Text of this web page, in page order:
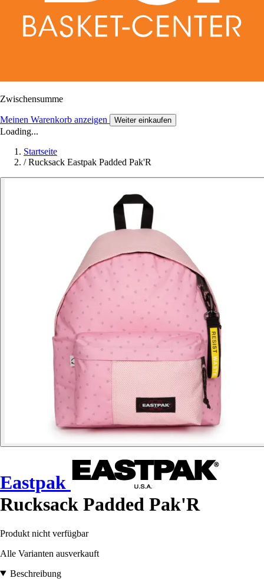
Zwischensumme
Meinen Warenkorb anzeigen Weiter einkaufen
Loading...
Startseite
/ Rucksack Eastpak Padded Pak'R
Eastpak
Rucksack Padded Pak'R
Produkt nicht verfügbar
Alle Varianten ausverkauft
Beschreibung